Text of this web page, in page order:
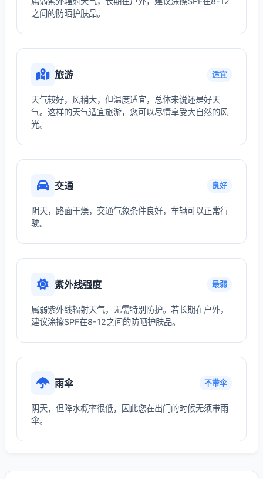
之间的防晒护肤品。
旅游 适宜
天气较好，风稍大，但温度适宜，总体来说还是好天
气。这样的天气适宜旅游，您可以尽情享受大自然的风
光。
交通 良好
阴天，路面干燥，交通气象条件良好，车辆可以正常行
驶。
紫外线强度 最弱
属弱紫外线辐射天气，无需特别防护。若长期在户外，
建议涂擦SPF在8-12之间的防晒护肤品。
雨伞 不带伞
阴天，但降水概率很低，因此您在出门的时候无须带雨
伞。